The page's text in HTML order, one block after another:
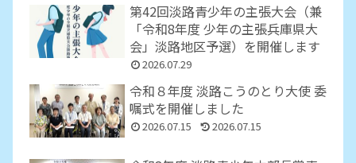
第42回淡路青少年の主張大会（兼
「令和8年度 少年の主張兵庫県大
会」淡路地区予選）を開催します
2026.07.29
令和８年度 淡路こうのとり大使 委
嘱式を開催しました
2026.07.15 2026.07.15